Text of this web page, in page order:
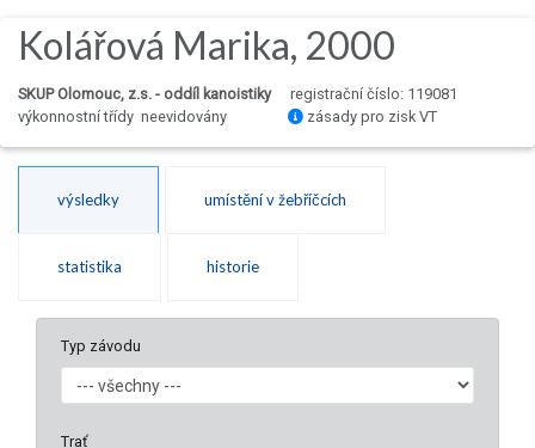
Kolářová Marika, 2000
SKUP Olomouc, z.s. - oddíl kanoistiky
registrační číslo: 119081
výkonnostní třídy neevidovány
zásady pro zisk VT
výsledky umístění v žebříčcích
statistika historie
Typ závodu
Trať